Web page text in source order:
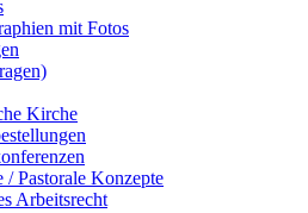
mit Fotos
Kirche
/ Pastorale Konzepte
Arbeitsrecht